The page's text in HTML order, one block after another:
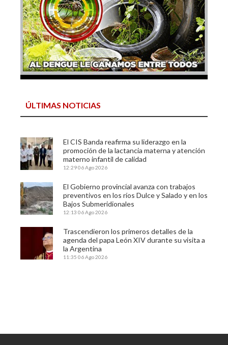
ÚLTIMAS NOTICIAS
El CIS Banda reafirma su liderazgo en la
promoción de la lactancia materna y atención
materno infantil de calidad
12:2906 Ago 2026
El Gobierno provincial avanza con trabajos
preventivos en los ríos Dulce y Salado y en los
Bajos Submeridionales
12:13 06 Ago 2026
Trascendieron los primeros detalles de la
agenda del papa León XIV durante su visita a
la Argentina
11:35 06 Ago 2026